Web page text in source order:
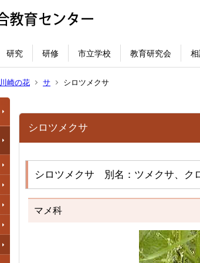
研究 研修 市立学校 教育研究会
川崎の花 サ シロツメクサ
シロツメクサ
シロツメクサ 別名：ツメクサ、ク
マメ科